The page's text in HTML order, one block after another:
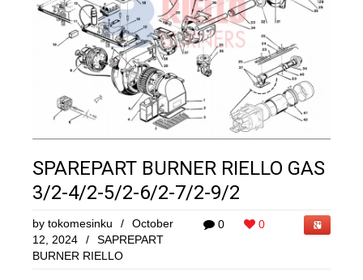
SPAREPART BURNER RIELLO GAS
3/2-4/2-5/2-6/2-7/2-9/2
0 0
by tokomesinku /
October
12, 2024
/
SAPREPART
BURNER RIELLO